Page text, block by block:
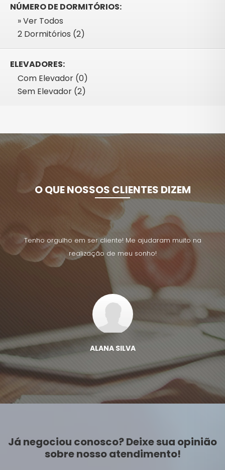
NÚMERO DE DORMITÓRIOS:
» Ver Todos
2 Dormitórios (2)
ELEVADORES:
Com Elevador (0)
Sem Elevador (2)
O QUE NOSSOS CLIENTES DIZEM
Tenho orgulho em ser cliente! Me ajudaram muito na
realização de meu sonho!
ALANA SILVA
Já negociou conosco? Deixe sua opinião
sobre nosso atendimento!